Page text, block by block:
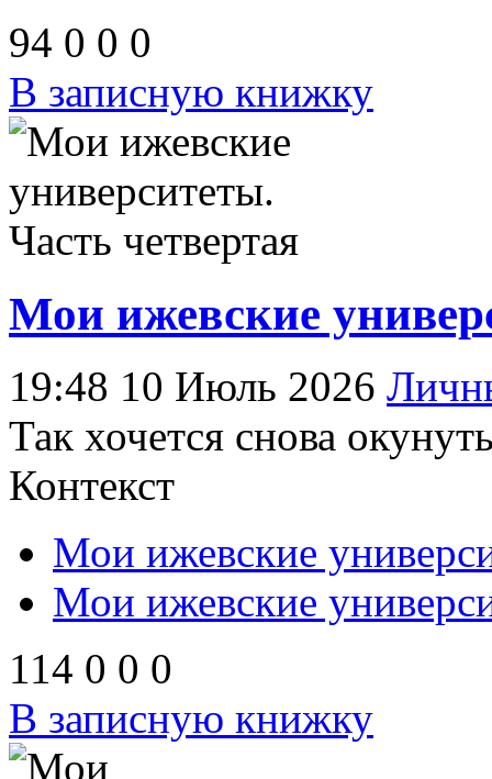
94 0 0 0
В записную книжку
Мои ижевские
19:48 10 Июль 2026
Так хочется снова
Контекст
Мои ижевские
Мои ижевские
114 0 0 0
В записную книжку